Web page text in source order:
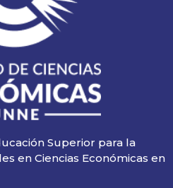
Superior para la
en Ciencias Económicas en